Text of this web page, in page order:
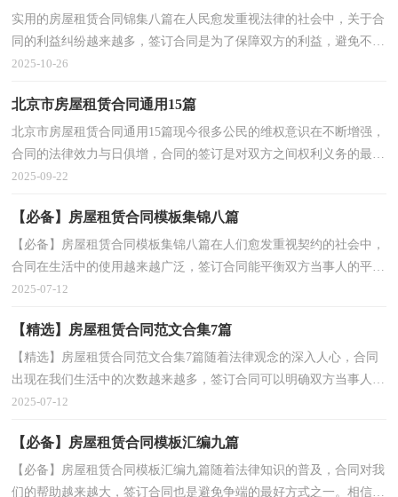
实用的房屋租赁合同锦集八篇在人民愈发重视法律的社会中，关于合
同的利益纠纷越来越多，签订合同是为了保障双方的利益，避免不必
要的争端。你所见过的合同是什么样的呢？下面是小编...
2025-10-26
北京市房屋租赁合同通用15篇
北京市房屋租赁合同通用15篇现今很多公民的维权意识在不断增强，
合同的法律效力与日俱增，合同的签订是对双方之间权利义务的最好
规范。拟定合同的注意事项有许多，你确定会写吗？以...
2025-09-22
【必备】房屋租赁合同模板集锦八篇
【必备】房屋租赁合同模板集锦八篇在人们愈发重视契约的社会中，
合同在生活中的使用越来越广泛，签订合同能平衡双方当事人的平等
地位。合同有不同的类型，当然也有不同的目的，以下...
2025-07-12
【精选】房屋租赁合同范文合集7篇
【精选】房屋租赁合同范文合集7篇随着法律观念的深入人心，合同
出现在我们生活中的次数越来越多，签订合同可以明确双方当事人的
权利和义务。那么大家知道合法的合同书怎么写吗？...
2025-07-12
【必备】房屋租赁合同模板汇编九篇
【必备】房屋租赁合同模板汇编九篇随着法律知识的普及，合同对我
们的帮助越来越大，签订合同也是避免争端的最好方式之一。相信很